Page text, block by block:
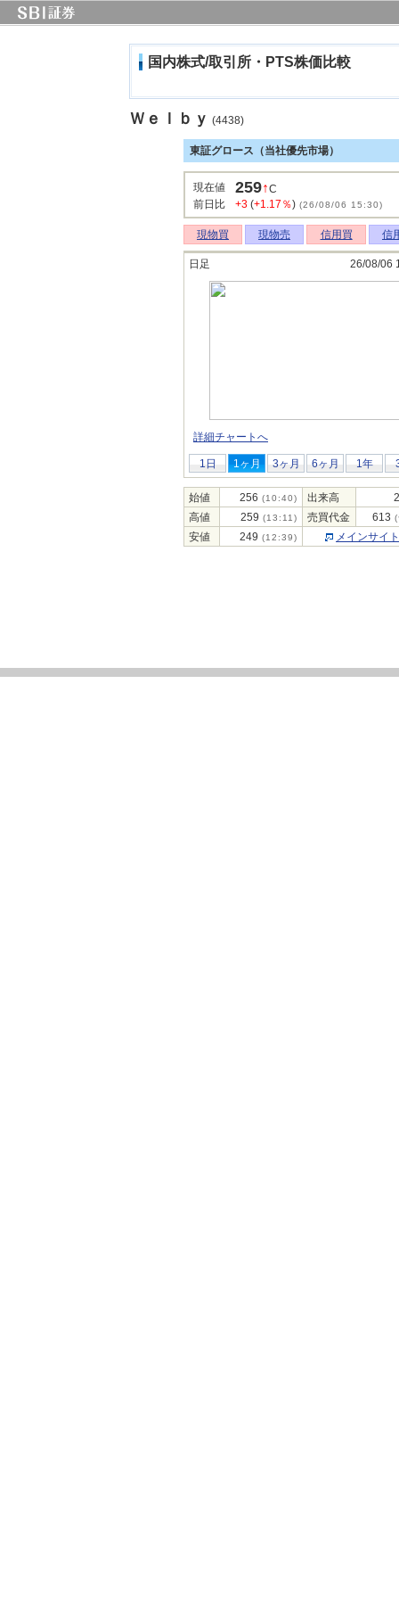
国内株式/取引所・PTS株価比較
Ｗｅｌｂｙ (4438)
東証グロース（当社優先市場）
現在値 259↑C
前日比
+3 (+1.17％) (26/08/06 15:30)
現物買 現物売 信用買 信
日足 26/08/06
詳細チャートへ
1日 1ヶ月 3ヶ月 6ヶ月 1年
始値 256 (10:40) 出来高
高値
259 (13:11) 売買代金 613
安値 249 (12:39) メインサイ